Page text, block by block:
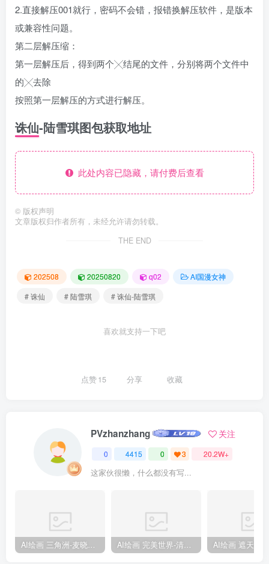
2.直接解压001就行，密码不会错，报错换解压软件，是版本
或兼容性问题。
第二层解压缩：
第一层解压后，得到两个╳结尾的文件，分别将两个文件中
的╳去除
按照第一层解压的方式进行解压。
诛仙-陆雪琪图包获取地址
此处内容已隐藏，请付费后查看
© 版权声明
文章版权归作者所有，未经允许请勿转载。
THE END
202508 20250820 q02
AI国漫女神
# 诛仙
# 陆雪琪 # 诛仙-陆雪琪
喜欢就支持一下吧
点赞15 分享 收藏
PVzhanzhang 关注
0 4415 0 3 20.2W+
这家伙很懒，什么都没有写...
AI绘画 三角洲-麦晓雯 [15P] [57M] AI绘画 完美世界-清漪 [86P] [1173M]